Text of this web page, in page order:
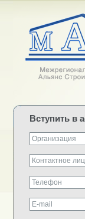
Вступить в